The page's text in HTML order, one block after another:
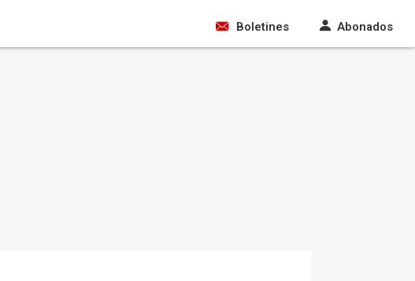
Boletines Abonados